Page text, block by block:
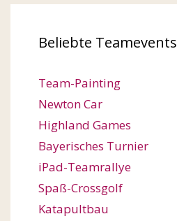
Beliebte Teamevents
Team-Painting
Newton Car
Highland Games
Bayerisches Turnier
iPad-Teamrallye
Spaß-Crossgolf
Katapultbau